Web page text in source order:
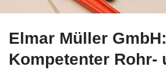
Elmar Müller GmbH:
Kompetenter Rohr-